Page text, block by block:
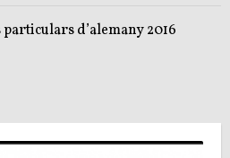
particulars d’alemany 2016